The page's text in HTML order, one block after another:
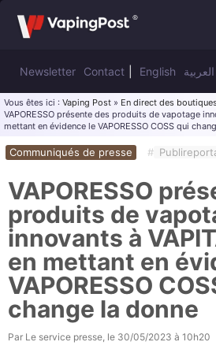
Newsletter Contact English العربية
Vous êtes ici : Vaping Post » En direct des
VAPORESSO présente des produits de vapotage
mettant en évidence le VAPORESSO COSS qui
Communiqués de presse #
VAPORESSO
produits de
innovants à
en mettant en
VAPORESSO
change la donne
Par Le service presse, le 30/05/2023 à 10h20